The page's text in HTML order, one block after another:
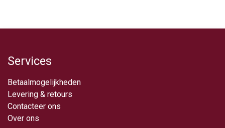
Services
Betaalmogelijkheden
Levering & retou​rs
Contacteer ons
Over ​ons